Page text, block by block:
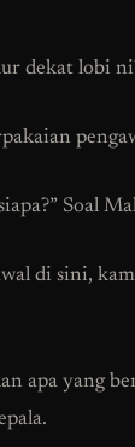
dekat lobi
Soal
di sini,
apa yang